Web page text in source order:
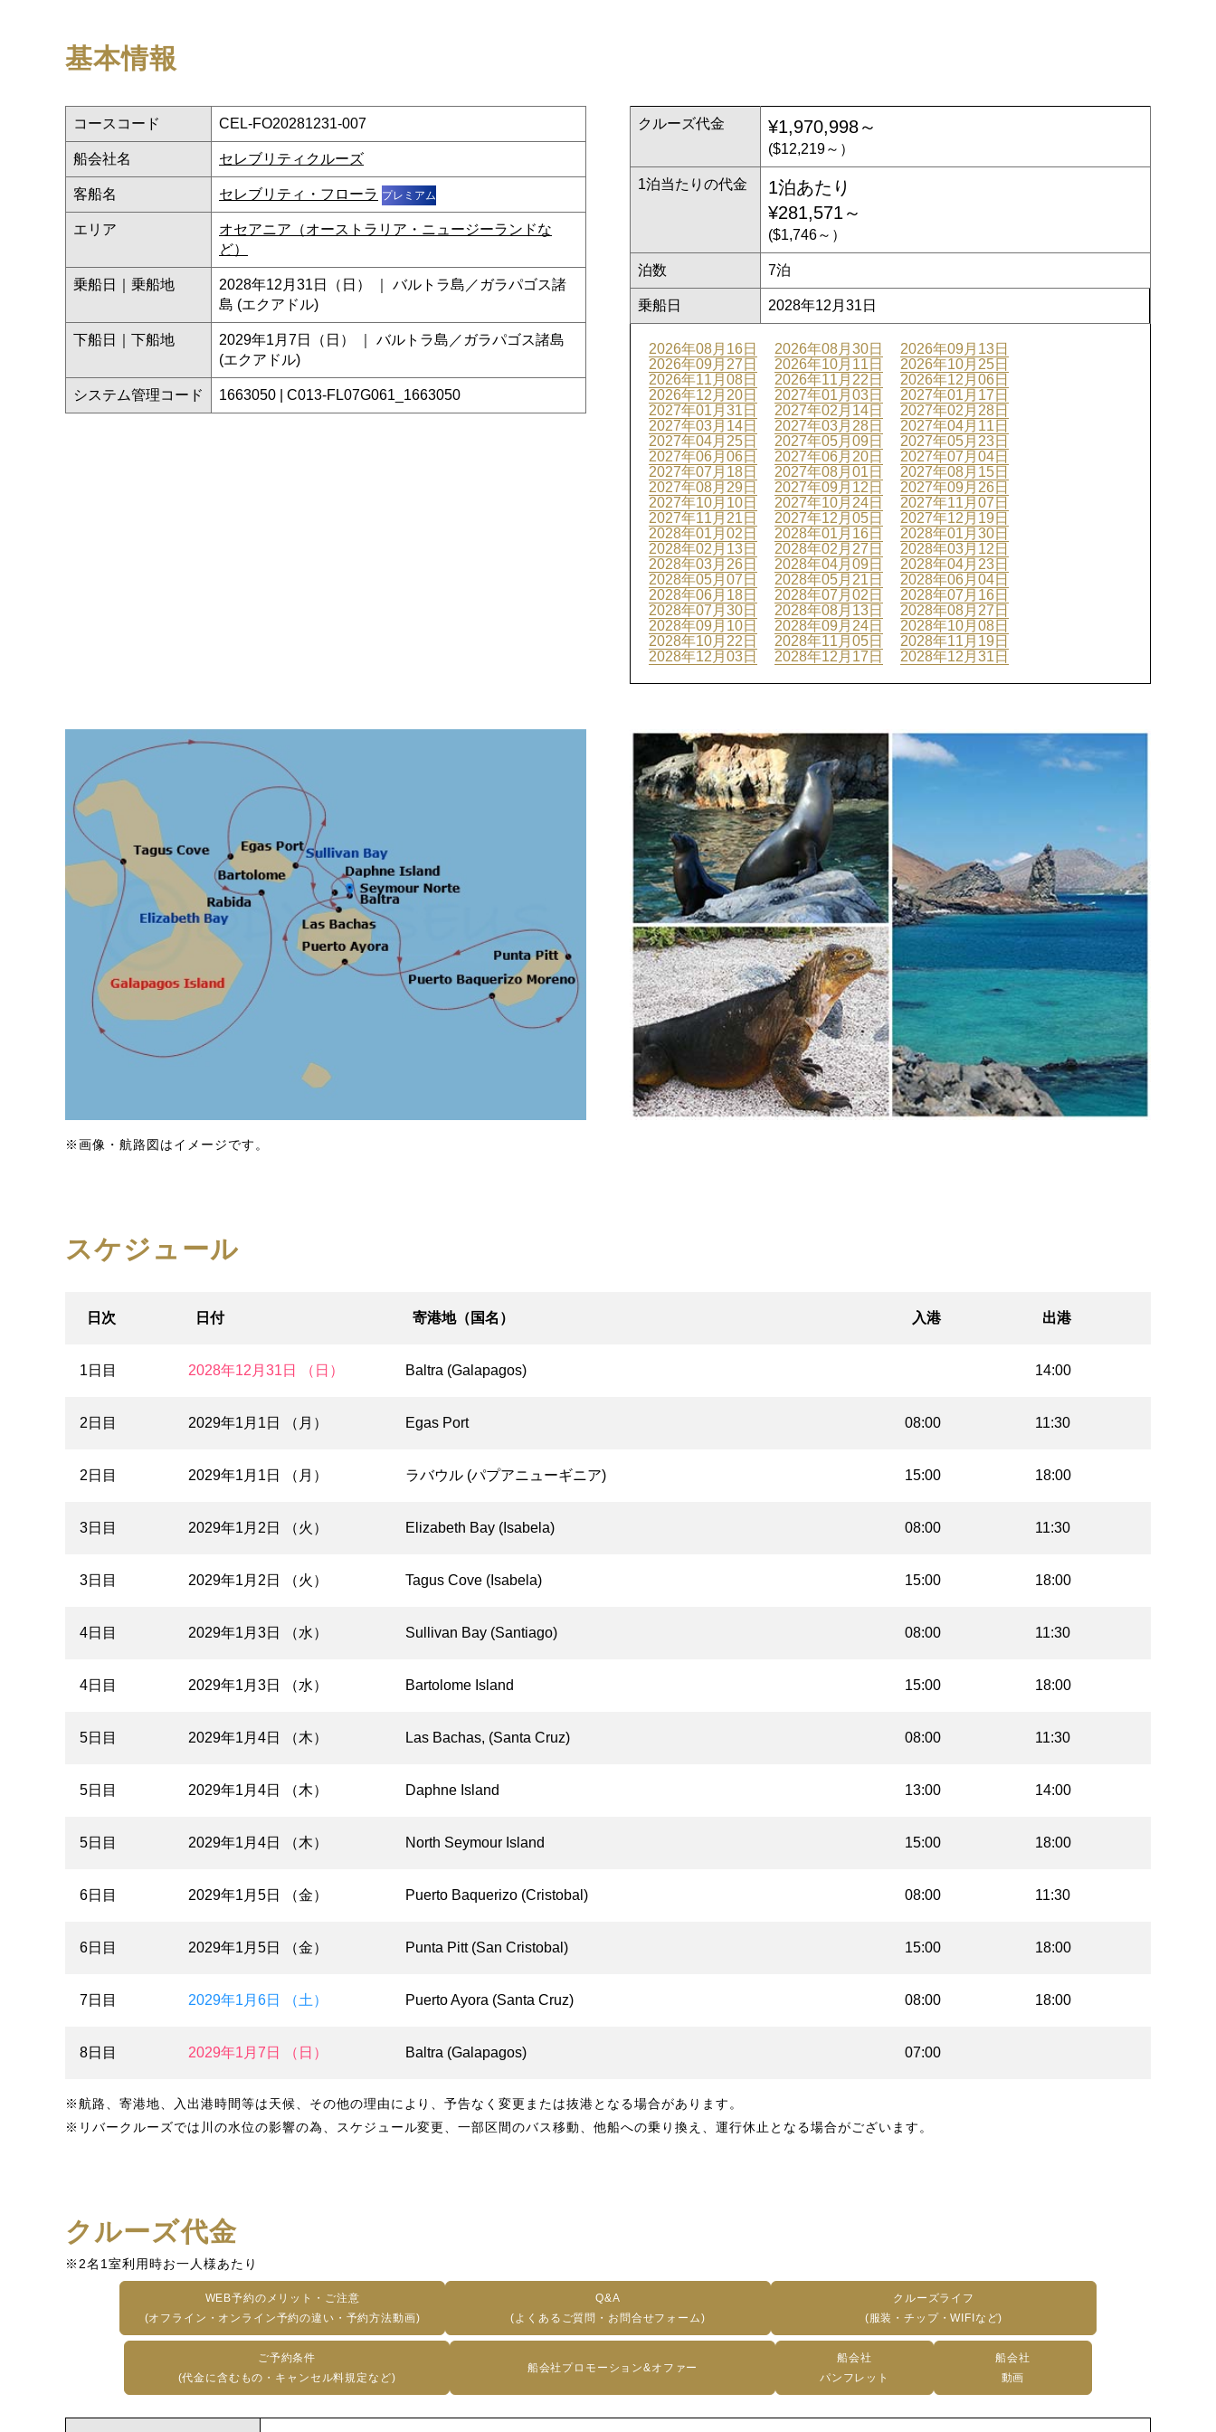
基本情報
コースコード CEL-FO20281231-007
船会社名 セレブリティクルーズ
客船名 セレブリティ・フローラ プレミアム
エリア
オセアニア（オーストラリア・ニュージーランドな
ど）
乗船日｜乗船地
2028年12月31日（日） ｜ バルトラ島／ガラパゴス諸
島 (エクアドル)
下船日｜下船地
2029年1月7日（日） ｜ バルトラ島／ガラパゴス諸島
(エクアドル)
システム管理コード 1663050 | C013-FL07G061_1663050
クルーズ代金 ¥1,970,998～
($12,219～）
1泊当たりの代金
1泊あたり
¥281,571～
($1,746～）
泊数 7泊
乗船日 2028年12月31日
2026年08月16日 2026年08月30日
2026年09月13日
2026年09月27日
2026年10月11日
2026年10月25日
2026年11月08日
2026年11月22日
2026年12月06日
2026年12月20日
2027年01月03日
2027年01月17日
2027年01月31日
2027年02月14日
2027年02月28日
2027年03月14日
2027年03月28日
2027年04月11日
2027年04月25日
2027年05月09日
2027年05月23日
2027年06月06日
2027年06月20日
2027年07月04日
2027年07月18日
2027年08月01日
2027年08月15日
2027年08月29日
2027年09月12日
2027年09月26日
2027年10月10日
2027年10月24日
2027年11月07日
2027年11月21日
2027年12月05日
2027年12月19日
2028年01月02日
2028年01月16日
2028年01月30日
2028年02月13日
2028年02月27日
2028年03月12日
2028年03月26日
2028年04月09日
2028年04月23日
2028年05月07日
2028年05月21日
2028年06月04日
2028年06月18日
2028年07月02日
2028年07月16日
2028年07月30日
2028年08月13日
2028年08月27日
2028年09月10日
2028年09月24日
2028年10月08日
2028年10月22日
2028年11月05日
2028年11月19日
2028年12月03日
2028年12月17日 2028年12月31日
※画像・航路図はイメージです。
スケジュール
日次 日付 寄港地（国名） 入港 出港
1日目 2028年12月31日 （日） Baltra (Galapagos) 14:00
2日目 2029年1月1日 （月） Egas Port 08:00 11:30
2日目 2029年1月1日 （月） ラバウル (パプアニューギニア) 15:00 18:00
3日目 2029年1月2日 （火） Elizabeth Bay (Isabela) 08:00 11:30
3日目 2029年1月2日 （火） Tagus Cove (Isabela) 15:00 18:00
4日目 2029年1月3日 （水） Sullivan Bay (Santiago) 08:00 11:30
4日目 2029年1月3日 （水） Bartolome Island 15:00 18:00
5日目 2029年1月4日 （木） Las Bachas, (Santa Cruz) 08:00 11:30
5日目 2029年1月4日 （木） Daphne Island 13:00 14:00
5日目 2029年1月4日 （木） North Seymour Island 15:00 18:00
6日目 2029年1月5日 （金） Puerto Baquerizo (Cristobal) 08:00 11:30
6日目 2029年1月5日 （金） Punta Pitt (San Cristobal) 15:00 18:00
7日目 2029年1月6日 （土） Puerto Ayora (Santa Cruz) 08:00 18:00
8日目 2029年1月7日 （日） Baltra (Galapagos) 07:00
※航路、寄港地、入出港時間等は天候、その他の理由により、予告なく変更または抜港となる場合があります。
※リバークルーズでは川の水位の影響の為、スケジュール変更、一部区間のバス移動、他船への乗り換え、運行休止となる場合がございます。
クルーズ代金
※2名1室利用時お一人様あたり
WEB予約のメリット・ご注意
(オフライン・オンライン予約の違い・予約方法動画)
Q&A
(よくあるご質問・お問合せフォーム)
クルーズライフ
(服装・チップ・WIFIなど)
ご予約条件
(代金に含むもの・キャンセル料規定など)
船会社プロモーション&オファー
船会社
パンフレット
船会社
動画